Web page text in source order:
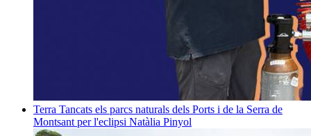
Terra Tancats els parcs naturals dels Ports i de la Serra de
Montsant per l'eclipsi Natàlia Pinyol